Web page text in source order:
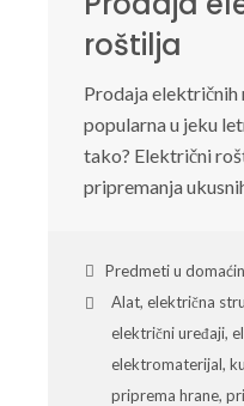
roštilja
Prodaja
popularna u jeku
tako? Električni
pripremanja
Predmeti u
Alat, električna
električni uređaji,
elektromaterijal,
priprema hrane,